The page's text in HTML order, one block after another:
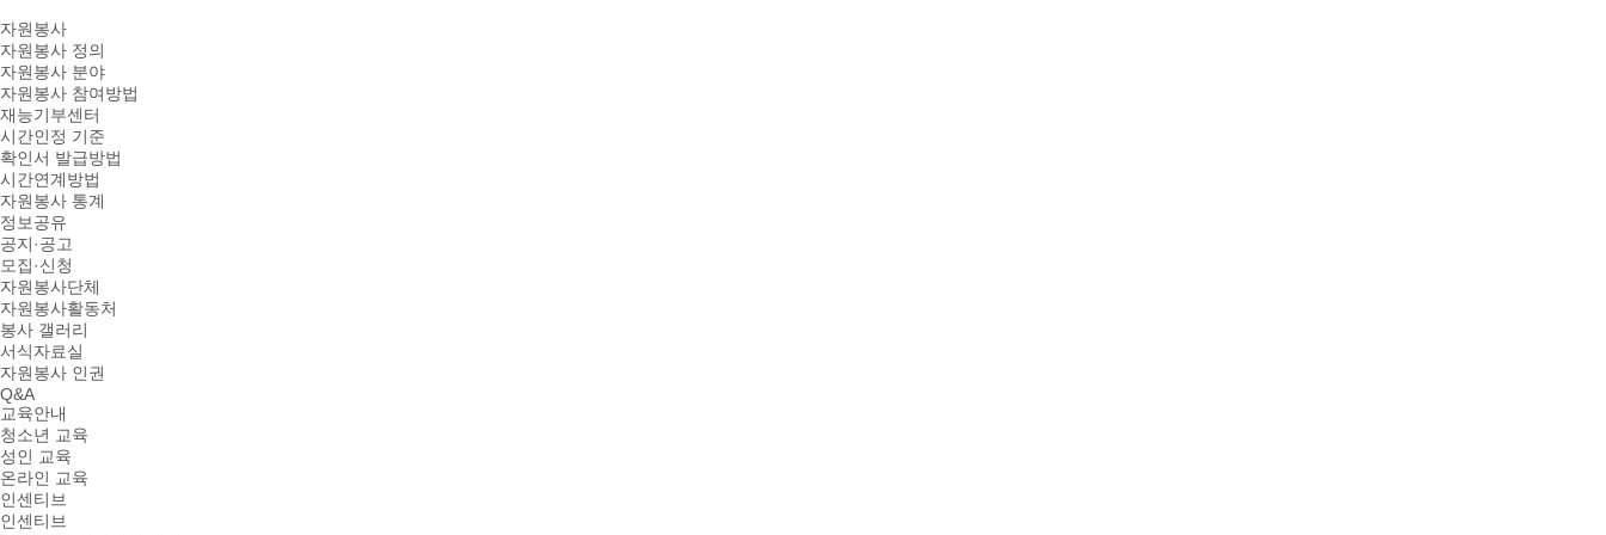
자원봉사
자원봉사 정의
자원봉사 분야
자원봉사 참여방법
재능기부센터
시간인정 기준
확인서 발급방법
시간연계방법
자원봉사 통계
정보공유
공지·공고
모집·신청
자원봉사단체
자원봉사활동처
봉사 갤러리
서식자료실
자원봉사 인권
Q&A
교육안내
청소년 교육
성인 교육
온라인 교육
인센티브
인센티브